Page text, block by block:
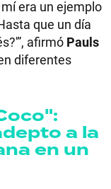
era un ejemplo
que un día
afirmó Pauls
diferentes
a la
en un